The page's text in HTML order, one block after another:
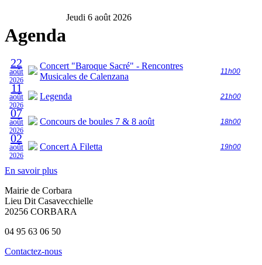
Agenda
Jeudi 6 août 2026
22
août
2026
Concert "Baroque Sacré" - Rencontres
Musicales de Calenzana
11h00
11
août
2026
Legenda 21h00
07
août
2026
Concours de boules 7 & 8 août 18h00
02
août
2026
Concert A Filetta 19h00
En savoir plus
Mairie de Corbara
Lieu Dit Casavecchielle
20256 CORBARA
04 95 63 06 50
Contactez-nous